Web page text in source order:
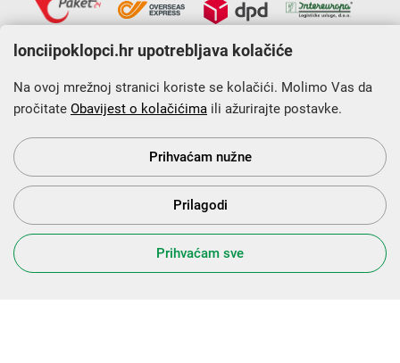
Krajnji primatelj financijskog instrumenta sufinanciranog iz
Europskog fonda za regionalni razvoj u sklopu Operativnog
programa „Konkurentnost i kohezija”.
s Vama od 2014. godine!
lonciipoklopci.hr upotrebljava kolačiće
Na ovoj mrežnoj stranici koriste se kolačići. Molimo Vas da
pročitate Obavijest o kolačićima ili ažurirajte postavke.
Prihvaćam nužne
Prilagodi
Prihvaćam sve